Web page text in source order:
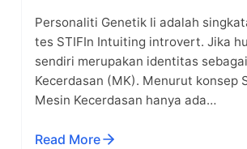
Personaliti Genetik Ii adalah
tes STIFIn Intuiting introvert. Jika
sendiri merupakan identitas
Kecerdasan (MK). Menurut konsep
Mesin Kecerdasan hanya ada…
Read More